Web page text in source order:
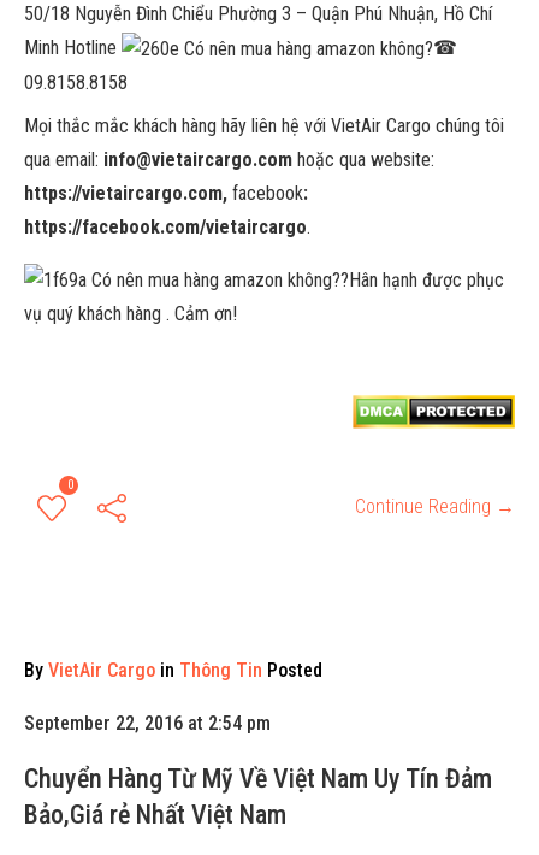
50/18 Nguyễn Đình Chiểu Phường 3 – Quận Phú Nhuận, Hồ Chí
Minh Hotline
☎
09.8158.8158
Mọi thắc mắc khách hàng hãy liên hệ với VietAir Cargo chúng tôi
qua email: info@vietaircargo.com hoặc qua website:
https://vietaircargo.com, facebook:
https://facebook.com/vietaircargo.
?Hân hạnh được phục
vụ quý khách hàng . Cảm ơn!
0
Continue Reading →
By VietAir Cargo in Thông Tin Posted
September 22, 2016 at 2:54 pm
Chuyển Hàng Từ Mỹ Về Việt Nam Uy Tín Đảm
Bảo,Giá rẻ Nhất Việt Nam